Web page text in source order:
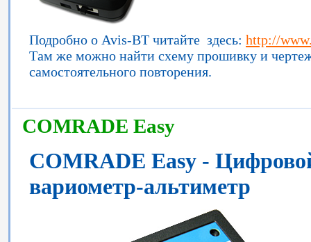
Подробно о Avis-BT читайте здесь: http://
Там же можно найти схему прошивку и
самостоятельного повторения.
COMRADE Easy
COMRADE Easy -
вариометр-альтиметр